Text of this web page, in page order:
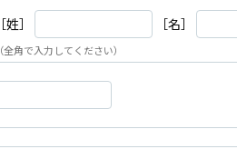
［姓］ ［名］
（全角で入力してください）